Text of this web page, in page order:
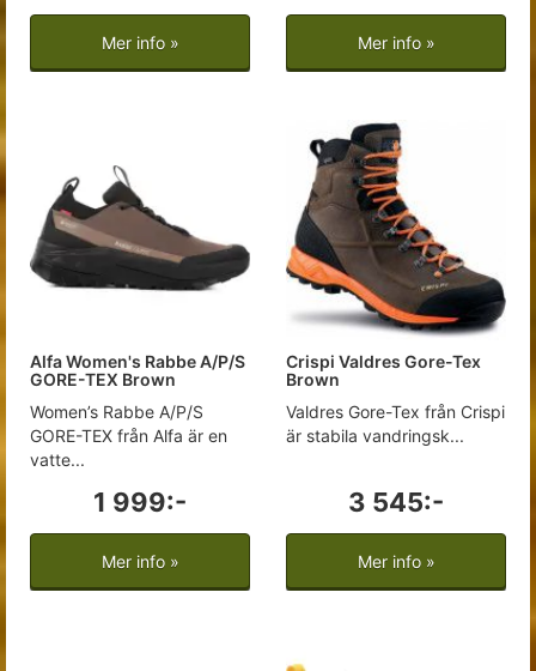
Mer info » Mer info »
Alfa Women's Rabbe A/P/S
GORE-TEX Brown
Women’s Rabbe A/P/S
GORE-TEX från Alfa är en
vatte...
1 999:-
Mer info »
Crispi Valdres Gore-Tex
Brown
Valdres Gore-Tex från Crispi
är stabila vandringsk...
3 545:-
Mer info »